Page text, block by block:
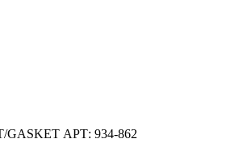
GASKET АРТ: 934-862